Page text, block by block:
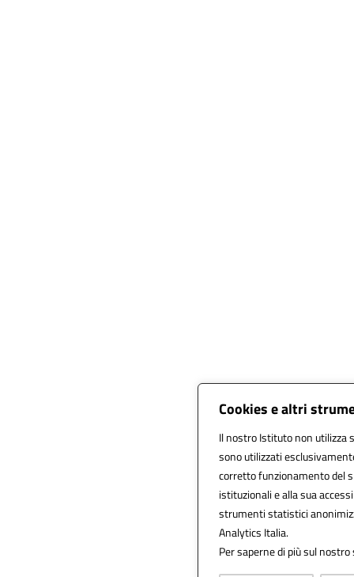
Cookies e altri
Il nostro Istituto non utilizza
sono utilizzati
corretto funzionamento del
istituzionali e alla sua
strumenti statistici
Analytics Italia.
Per saperne di più sul